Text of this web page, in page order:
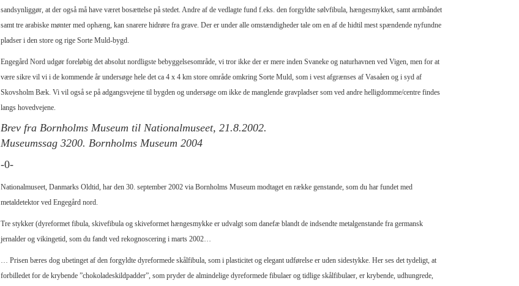
sandsynliggør, at der også må have været bosættelse på stedet. Andre af de vedlagte fund f.eks. den forgyldte sølvfibula, hængesmykket, samt armbåndet
samt tre arabiske mønter med ophæng, kan snarere hidrøre fra grave. Der er under alle omstændigheder tale om en af de hidtil mest spændende nyfundne
pladser i den store og rige Sorte Muld-bygd.
Engegård Nord udgør foreløbig det absolut nordligste bebyggelsesområde, vi tror ikke der er mere inden Svaneke og naturhavnen ved Vigen, men for at
være sikre vil vi i de kommende år undersøge hele det ca 4 x 4 km store område omkring Sorte Muld, som i vest afgrænses af Vasaåen og i syd af
Skovsholm Bæk. Vi vil også se på adgangsvejene til bygden og undersøge om ikke de manglende gravpladser som ved andre helligdomme/centre findes
langs hovedvejene.
Brev fra Bornholms Museum til Nationalmuseet, 21.8.2002.
Museumssag 3200. Bornholms Museum 2004
-0-
Nationalmuseet, Danmarks Oldtid, har den 30. september 2002 via Bornholms Museum modtaget en række genstande, som du har fundet med
metaldetektor ved Engegård nord.
Tre stykker (dyreformet fibula, skivefibula og skiveformet hængesmykke er udvalgt som danefæ blandt de indsendte metalgenstande fra germansk
jernalder og vikingetid, som du fandt ved rekognoscering i marts 2002…
… Prisen bæres dog ubetinget af den forgyldte dyreformede skålfibula, som i plasticitet og elegant udførelse er uden sidestykke. Her ses det tydeligt, at
forbilledet for de krybende ”chokoladeskildpadder”, som pryder de almindelige dyreformede fibulaer og tidlige skålfibulaer, er krybende, udhungrede,